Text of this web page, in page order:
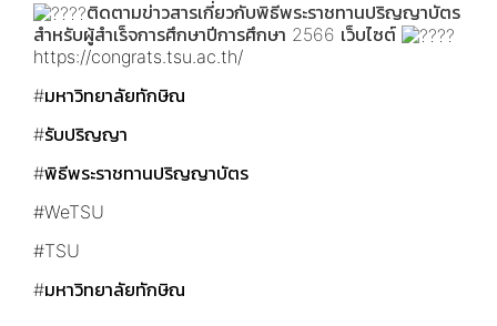
ติดตามข่าวสารเกี่ยวกับพิธีพระราชทานปริญญาบัตร
สำหรับผู้สำเร็จการศึกษาปีการศึกษา 2566 เว็บไซต์
https://congrats.tsu.ac.th/
#มหาวิทยาลัยทักษิณ
#รับปริญญา
#พิธีพระราชทานปริญญาบัตร
#WeTSU
#TSU
#มหาวิทยาลัยทักษิณ